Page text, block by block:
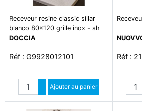
Receveur resine classic sillar
blanco 80x120 grille inox - sh
DOCCIA
Réf : G9928012101
Quantité
Augmenter quantité
Diminuer quantité
Ajouter au panier
Réf :